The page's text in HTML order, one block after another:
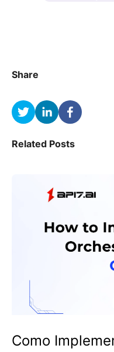
Share
Related Posts
Como